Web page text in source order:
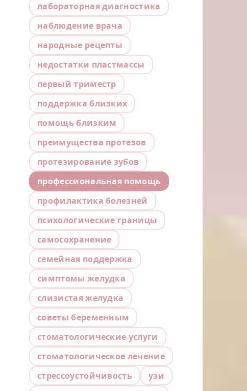
лабораторная диагностика
наблюдение врача
народные рецепты
недостатки пластмассы
первый триместр
поддержка близких
помощь близким
преимущества протезов
протезирование зубов
профессиональная помощь
профилактика болезней
психологические границы
самосохранение
семейная поддержка
симптомы желудка
слизистая желудка
советы беременным
стоматологические услуги
стоматологическое лечение
стрессоустойчивость
узи